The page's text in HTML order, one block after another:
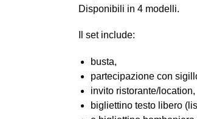
Disponibili in 4 modelli.
Il set include:
busta,
partecipazione con
invito ristorante/location,
bigliettino testo libero